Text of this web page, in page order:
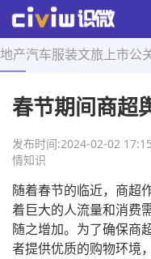
地产汽车服装文旅 上市公
首页 > 舆情知识 > 正文
春节期间商超
发布时间:2024-02-02 17:15
情知识
随着春节的临近，商超
着巨大的人流量和消费
随之增加。为了确保商
者提供优质的购物环境